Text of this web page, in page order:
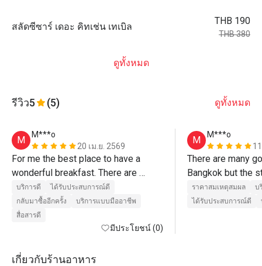
สลัดซีซาร์ เดอะ คิทเช่น เทเบิล
THB 190
THB 380
ดูทั้งหมด
รีวิว5 (5) ดูทั้งหมด
M
M***o
20 เม.ย. 2569
For me the best place to have a
wonderful breakfast. There are
plenty good breakfast buffets, but
the staff makes the difference.
Never seen so welcoming hosts. K.
Dodo and K Oi, you are thr best ❤️
บริการดี
ได้รับประสบการณ์ดี
กลับมาซื้ออีกครั้ง
บริการแบบมืออาชีพ
สื่อสารดี
มีประโยชน์ (0)
M
M***o
There are many
Bangkok but the
the difference.
ราคาสมเหตุสมผล
บ
ได้รับประสบการณ์ดี
เกี่ยวกับร้านอาหาร